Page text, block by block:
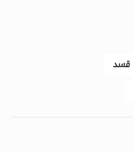
قسد